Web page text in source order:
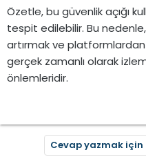
Özetle, bu güvenlik açığı
tespit edilebilir. Bu nedenle,
artırmak ve platformlardan
gerçek zamanlı olarak
önlemleridir.
Cevap yazmak için